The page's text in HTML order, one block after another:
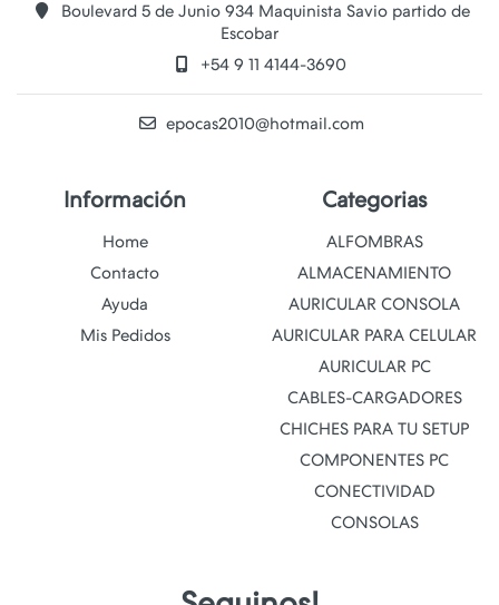
Boulevard 5 de Junio 934 Maquinista Savio partido de
Escobar
+54 9 11 4144-3690
epocas2010@hotmail.com
Información
Home
Contacto
Ayuda
Mis Pedidos
Categorias
ALFOMBRAS
ALMACENAMIENTO
AURICULAR CONSOLA
AURICULAR PARA CELULAR
AURICULAR PC
CABLES-CARGADORES
CHICHES PARA TU SETUP
COMPONENTES PC
CONECTIVIDAD
CONSOLAS